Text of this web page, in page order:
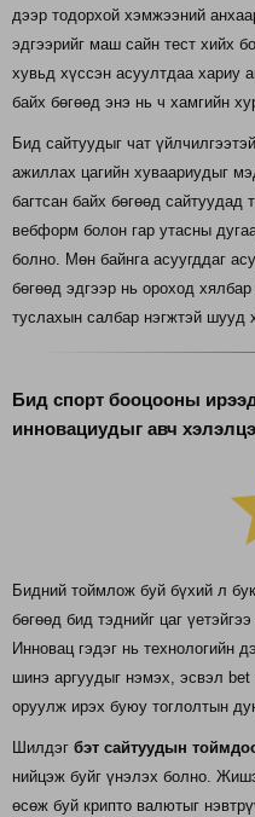
дээр тодорхой хэмжээний
эдгээрийг маш сайн тест хийх
хувьд хүссэн асуултдаа хариу
байх бөгөөд энэ нь ч хамгийн
Бид сайтуудыг чат
ажиллах цагийн хуваариудыг
багтсан байх бөгөөд сайтуудад
вебформ болон гар утасны
болно. Мөн байнга асуугддаг
бөгөөд эдгээр нь ороход
туслахын салбар нэгжтэй шууд
Бид спорт бооцооны
инновациудыг авч
Бидний тоймлож буй бүхий л
бөгөөд бид тэднийг цаг
Инновац гэдэг нь технологийн
шинэ аргуудыг нэмэх, эсвэл bet
оруулж ирэх буюу тоглолтын
Шилдэг бэт сайтуудын
нийцэж буйг үнэлэх болно.
өсөж буй крипто валютыг